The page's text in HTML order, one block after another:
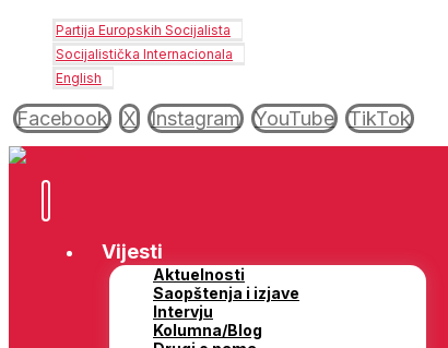
Partija Europskih Socijalista
Socijalistička Internacionala
English
Facebook X Instagram YouTube TikTok
Vijesti
Aktuelnosti
Saopštenja i izjave
Intervju
Kolumna/Blog